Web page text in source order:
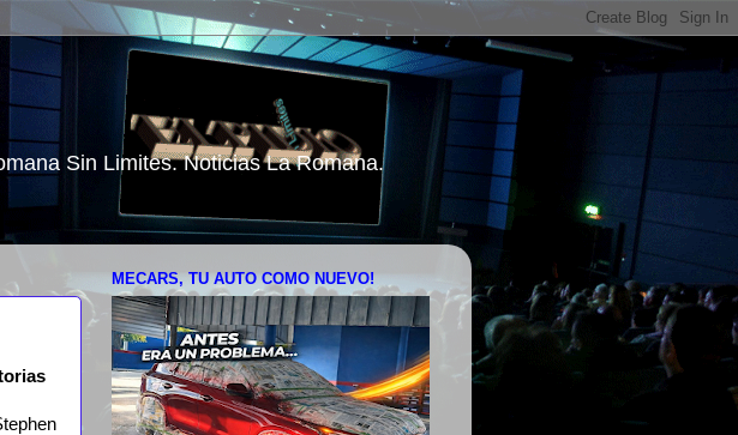
Sin Limites. Noticias La Romana.
MECARS, TU AUTO COMO NUEVO!